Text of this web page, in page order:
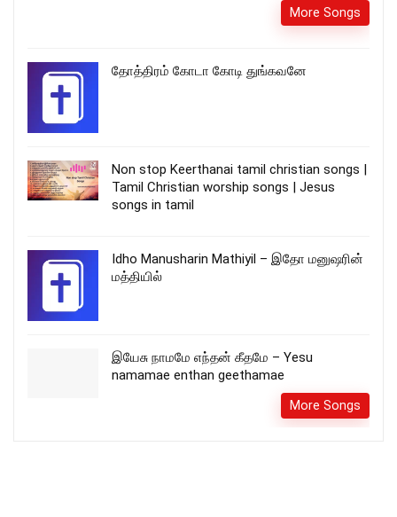
More Songs
தோத்திரம் கோடா கோடி துங்கவனே
Non stop Keerthanai tamil christian songs |
Tamil Christian worship songs | Jesus
songs in tamil
Idho Manusharin Mathiyil – இதோ மனுஷரின்
மத்தியில்
இயேசு நாமமே எந்தன் கீதமே – Yesu
namamae enthan geethamae
More Songs